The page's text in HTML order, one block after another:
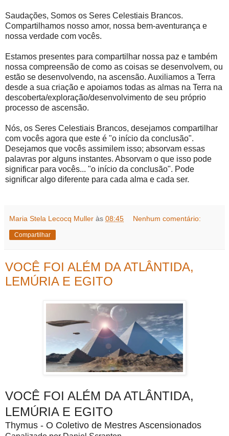
Saudações, Somos os Seres Celestiais Brancos.
Compartilhamos nosso amor, nossa bem-aventurança e
nossa verdade com vocês.
Estamos presentes para compartilhar nossa paz e também
nossa compreensão de como as coisas se desenvolvem, ou
estão se desenvolvendo, na ascensão. Auxiliamos a Terra
desde a sua criação e apoiamos todas as almas na Terra na
descoberta/exploração/desenvolvimento de seu próprio
processo de ascensão.
Nós, os Seres Celestiais Brancos, desejamos compartilhar
com vocês agora que este é "o início da conclusão".
Desejamos que vocês assimilem isso; absorvam essas
palavras por alguns instantes. Absorvam o que isso pode
significar para vocês... "o início da conclusão". Pode
significar algo diferente para cada alma e cada ser.
Maria Stela Lecocq Muller às 08:45 Nenhum comentário:
Compartilhar
VOCÊ FOI ALÉM DA ATLÂNTIDA,
LEMÚRIA E EGITO
VOCÊ FOI ALÉM DA ATLÂNTIDA,
LEMÚRIA E EGITO
Thymus - O Coletivo de Mestres Ascensionados